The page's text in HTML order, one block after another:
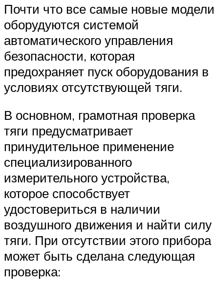
Почти что все самые новые модели
оборудуются системой
автоматического управления
безопасности, которая
предохраняет пуск оборудования в
условиях отсутствующей тяги.
В основном, грамотная проверка
тяги предусматривает
принудительное применение
специализированного
измерительного устройства,
которое способствует
удостовериться в наличии
воздушного движения и найти силу
тяги. При отсутствии этого прибора
может быть сделана следующая
проверка: